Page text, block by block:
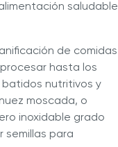
saludable
de comidas
hasta los
batidos nutritivos y
moscada, o
inoxidable grado
semillas para